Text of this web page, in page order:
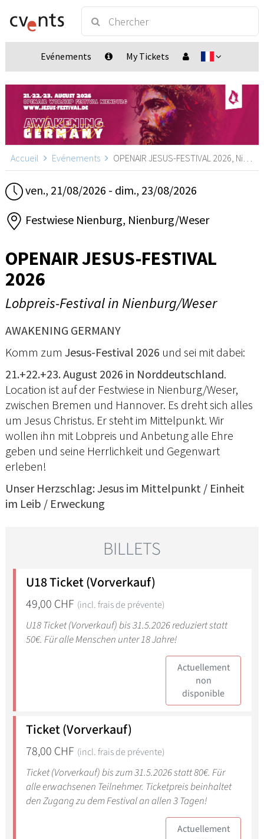
Evénements My Tickets
Accueil Evénements OPENAIR JESUS-FESTIVAL 2026, Nienburg/Weser
ven., 21/08/2026 - dim., 23/08/2026
Festwiese Nienburg, Nienburg/Weser
OPENAIR JESUS-FESTIVAL
2026
Lobpreis-Festival in Nienburg/Weser
AWAKENING GERMANY
Komm zum Jesus-Festival 2026 und sei mit dabei:
21.+22.+23. August 2026 in Norddeutschland.
Location ist auf der Festwiese in Nienburg/Weser,
zwischen Bremen und Hannover. Es dreht sich alles
um Jesus Christus. Er steht im Mittelpunkt. Wir
wollen ihn mit Lobpreis und Anbetung alle Ehre
geben und seine Herrlichkeit und Gegenwart
erleben!
Unser Herzschlag: Jesus im Mittelpunkt / Einheit
im Leib / Erweckung